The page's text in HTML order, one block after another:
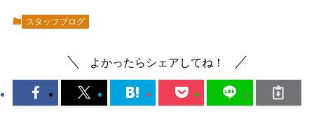
スタッフブログ
よかったらシェアしてね！